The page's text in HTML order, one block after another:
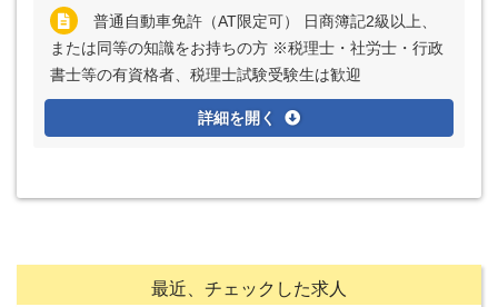
普通自動車免許（AT限定可） 日商簿記2級以上、
または同等の知識をお持ちの方 ※税理士・社労士・行政
書士等の有資格者、税理士試験受験生は歓迎
詳細を開く
最近、チェックした求人